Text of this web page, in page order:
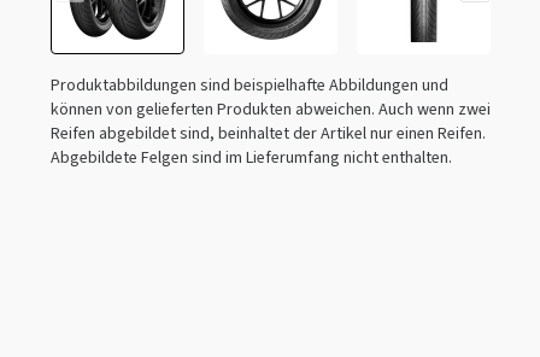
Produktabbildungen sind beispielhafte Abbildungen und
können von gelieferten Produkten abweichen. Auch wenn zwei
Reifen abgebildet sind, beinhaltet der Artikel nur einen Reifen.
Abgebildete Felgen sind im Lieferumfang nicht enthalten.